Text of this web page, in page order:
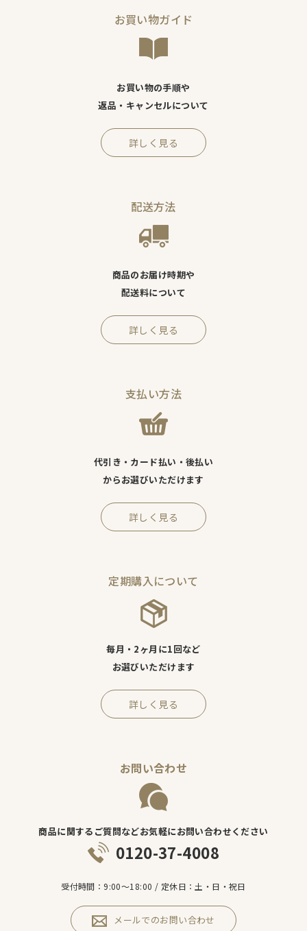
お買い物ガイド
お買い物の手順や
返品・キャンセルについて
詳しく見る
配送方法
商品のお届け時期や
配送料について
詳しく見る
支払い方法
代引き・カード払い・後払い
からお選びいただけます
詳しく見る
定期購入について
毎月・2ヶ月に1回など
お選びいただけます
詳しく見る
お問い合わせ
商品に関するご質問などお気軽にお問い合わせください
0120-37-4008
受付時間：9:00～18:00 / 定休日：土・日・祝日
メールでのお問い合わせ